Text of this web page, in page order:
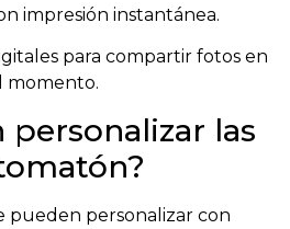
impresión instantánea.
para compartir fotos en
momento.
personalizar las
pueden personalizar con